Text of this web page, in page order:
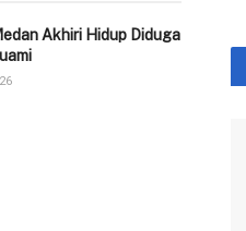
Akhiri Hidup Diduga